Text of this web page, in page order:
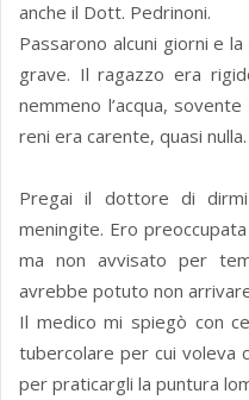
anche il Dott. Pedrinoni.
Passarono alcuni giorni e
grave. Il ragazzo era
nemmeno l’acqua,
reni era carente, quasi nulla.
Pregai il dottore di
meningite. Ero
ma non avvisato per
avrebbe potuto non
Il medico mi spiegò con
tubercolare per cui voleva
per praticargli la puntura